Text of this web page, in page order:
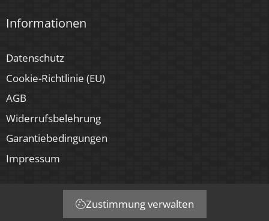
Informationen
Datenschutz
Cookie-Richtlinie (EU)
AGB
Widerrufsbelehrung
Garantiebedingungen
Impressum
Zustimmung verwalten